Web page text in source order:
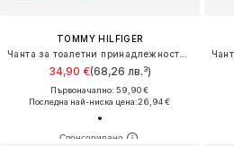
TOMMY HILFIGER
34,90 €(68,26 лв.³)
Първоначално: 59,90 €
Последна най-ниска цена:26,94 €